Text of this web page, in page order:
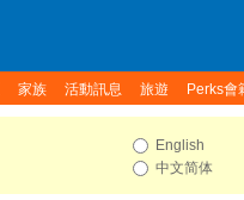
家族 活動訊息 旅遊 Perks會
English
中文简体